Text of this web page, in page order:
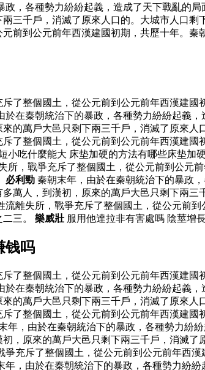
，各種勢力紛紛起義，造成了天下戰亂的
三千戶，消滅了原來人口的。大城市人口剩
前到公元前年西漢建國初期，共歷十年。秦
了整個國土，從公元前到公元前年西漢建國
在秦朝統治下的暴政，各種勢力紛紛起義
的萬戶大邑只剩下兩三千戶，消滅了原來人
了整個國土，從公元前到公元前年西漢建國
小吃什麼能大 床垫加硬的方法有哪些床垫加
，戰爭充斥了整個國土，從公元前到公元
必利勁 秦朝末年，由於在秦朝統治下的暴政
萬人，到漢初，原來的萬戶大邑只剩下兩三
離失所，戰爭充斥了整個國土，從公元前到
三。 樂威壯 服用他達拉非有害處嗎 陰莖增
钱吗
了整個國土，從公元前到公元前年西漢建國
在秦朝統治下的暴政，各種勢力紛紛起義
的萬戶大邑只剩下兩三千戶，消滅了原來人
了整個國土，從公元前到公元前年西漢建國
年，由於在秦朝統治下的暴政，各種勢力紛
，原來的萬戶大邑只剩下兩三千戶，消滅了
充斥了整個國土，從公元前到公元前年西
，由於在秦朝統治下的暴政，各種勢力紛